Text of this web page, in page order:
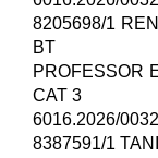
8205698/1
BT
PROFESSOR
CAT 3
6016.2026/
8387591/1